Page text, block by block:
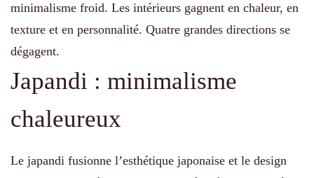
minimalisme froid. Les intérieurs gagnent en chaleur, en
texture et en personnalité. Quatre grandes directions se
dégagent.
Japandi : minimalisme
chaleureux
Le japandi fusionne l’esthétique japonaise et le design